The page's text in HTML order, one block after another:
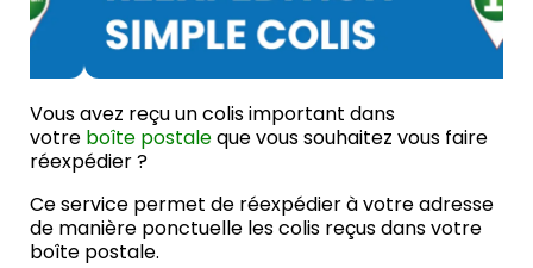
Vous avez reçu un colis important dans
votre boîte postaleque vous souhaitez vous faire
réexpédier ?
Ce service permet de réexpédier à votre adresse
de manière ponctuelle les colis reçus dans votre
boîte postale.